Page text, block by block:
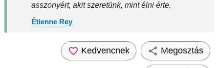
asszonyért, akit szeretünk, mint élni érte.
Étienne Rey
Kedvencnek Megosztás